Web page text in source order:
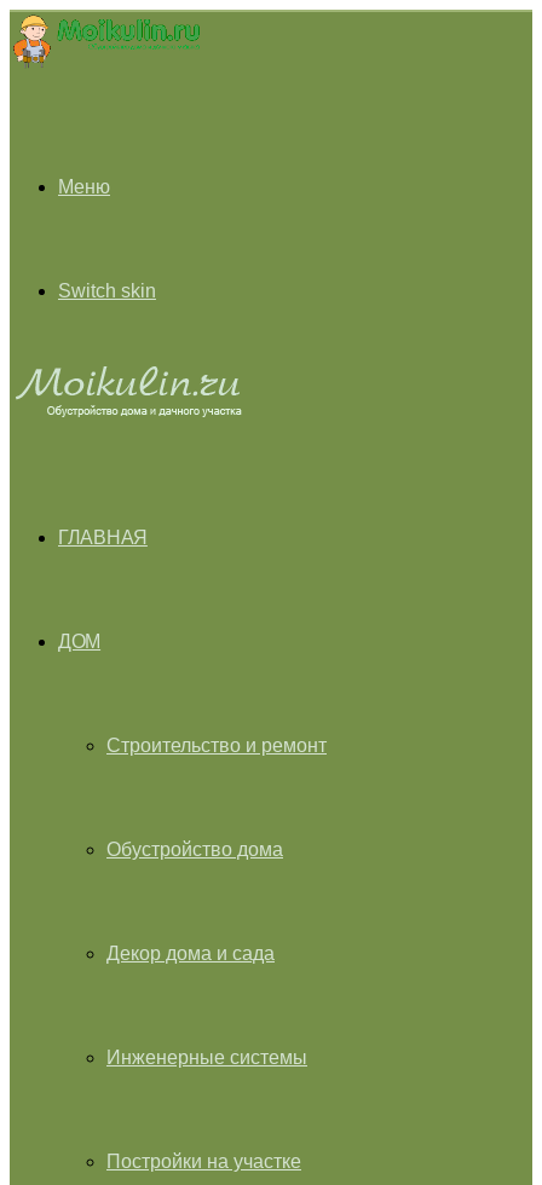
Меню
Switch skin
ГЛАВНАЯ
ДОМ
Строительство и ремонт
Обустройство дома
Декор дома и сада
Инженерные системы
Постройки на участке